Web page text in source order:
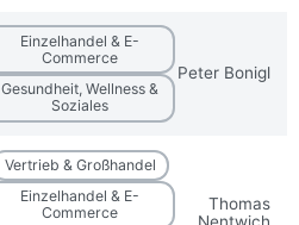
Einzelhandel & E-
Commerce
Gesundheit, Wellness &
Soziales
Peter Bonigl
Vertrieb & Großhandel
Einzelhandel & E-
Commerce
Thomas